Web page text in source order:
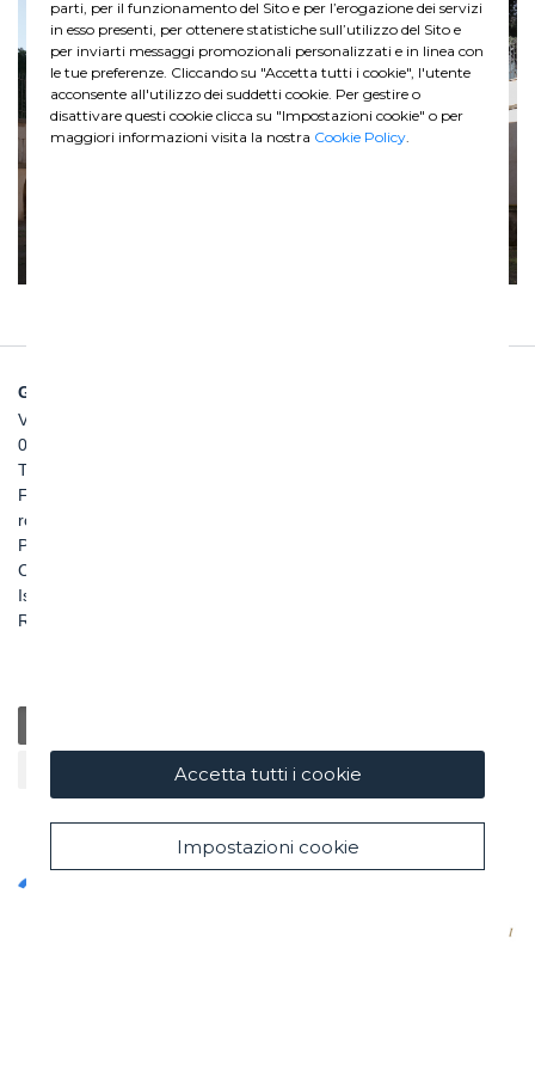
GHELLA SPA
Via Pietro Borsieri, 2/A
00195 Roma
TEL: +39 06 456031
FAX: +39 06 45603040
roma@ghella.com
P.IVA 00898971007
Capitale Sociale: € 100.000.000 i. v.
Iscr. Registro Imprese di Roma e C. F. n. 00462220583
R.E.A. n. 330024
parti, per il funzionamento del Sito e per l’erogazione dei servizi
in esso presenti, per ottenere statistiche sull’utilizzo del Sito e
per inviarti messaggi promozionali personalizzati e in linea con
le tue preferenze. Cliccando su "Accetta tutti i cookie", l'utente
acconsente all'utilizzo dei suddetti cookie. Per gestire o
disattivare questi cookie clicca su "Impostazioni cookie" o per
maggiori informazioni visita la nostra Cookie Policy
Impostazioni cookie
Accetta tutti i cookie